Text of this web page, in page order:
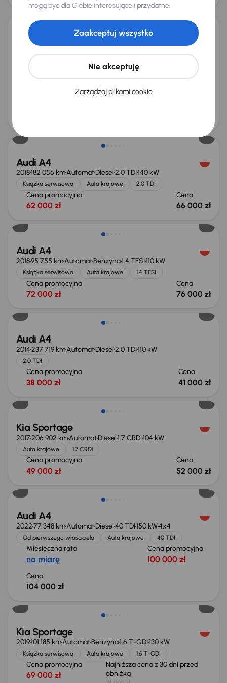
Honda Civic
Książka serwisowa Auta krajowe
Cena promocyjna
Najniższa cena z 30 dni przed
obniżką
36 000 zł
Audi A4
2018182 056 kmAutomatDiesel2.0 TDI140 kW
Książka serwisowa Auta krajowe 2.0 TDI
Cena promocyjna
62 000 zł
Cena
66 000 zł
Możliwość odliczenia VAT
Audi A4
201895 755 kmAutomatBenzyna1.4 TFSI110 kW
Książka serwisowa Auta krajowe 1.4 TFSI
Cena promocyjna
72 000 zł
Cena
76 000 zł
Audi A4
2014237 719 kmAutomatDiesel2.0 TDI110 kW
2.0 TDI
Cena promocyjna
38 000 zł
Cena
41 000 zł
Kia Sportage
2017206 902 kmAutomatDiesel1.7 CRDi104 kW
Auta krajowe 1.7 CRDi
Cena promocyjna
49 000 zł
Cena
52 000 zł
Możliwość odliczenia VAT
Audi A4
202277 348 kmAutomatDiesel40 TDI150 kW4x4
Od pierwszego właściciela Auta krajowe 40 TDI
Miesięczna rata
na miarę
Cena promocyjna
100 000 zł
Cena
104 000 zł
Kia Sportage
2019101 185 kmAutomatBenzyna1.6 T-GDI130 kW
Książka serwisowa Auta krajowe 1.6 T-GDI
Cena promocyjna
69 000 zł
Najniższa cena z 30 dni przed
obniżką
mogą być dla Ciebie interesujące i przydatne.
Zarządzaj plikami cookie
Nie akceptuję
Zaakceptuj wszystko